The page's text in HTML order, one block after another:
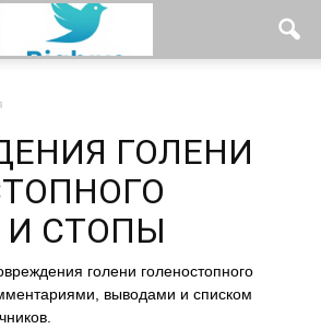
ГОЛЕНИ
И СТОПЫ
голени голеностопного
выводами и списком